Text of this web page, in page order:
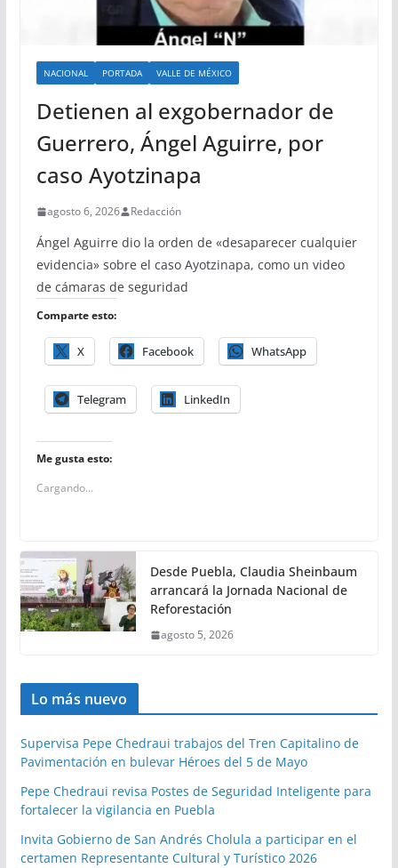
NACIONAL PORTADA VALLE DE MÉXICO
Detienen al exgobernador de
Guerrero, Ángel Aguirre, por
caso Ayotzinapa
agosto 6, 2026 Redacción
Ángel Aguirre dio la orden de «desaparecer cualquier
evidencia» sobre el caso Ayotzinapa, como un video
de cámaras de seguridad
Comparte esto:
X Facebook WhatsApp
Telegram LinkedIn
Me gusta esto:
Cargando...
Desde Puebla, Claudia Sheinbaum
arrancará la Jornada Nacional de
Reforestación
agosto 5, 2026
Lo más nuevo
Supervisa Pepe Chedraui trabajos del Tren Capitalino de
Pavimentación en bulevar Héroes del 5 de Mayo
Pepe Chedraui revisa Postes de Seguridad Inteligente para
fortalecer la vigilancia en Puebla
Invita Gobierno de San Andrés Cholula a participar en el
certamen Representante Cultural y Turístico 2026